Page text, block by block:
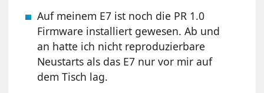
Auf meinem E7 ist noch die PR 1.0
Firmware installiert gewesen. Ab und
an hatte ich nicht reproduzierbare
Neustarts als das E7 nur vor mir auf
dem Tisch lag.